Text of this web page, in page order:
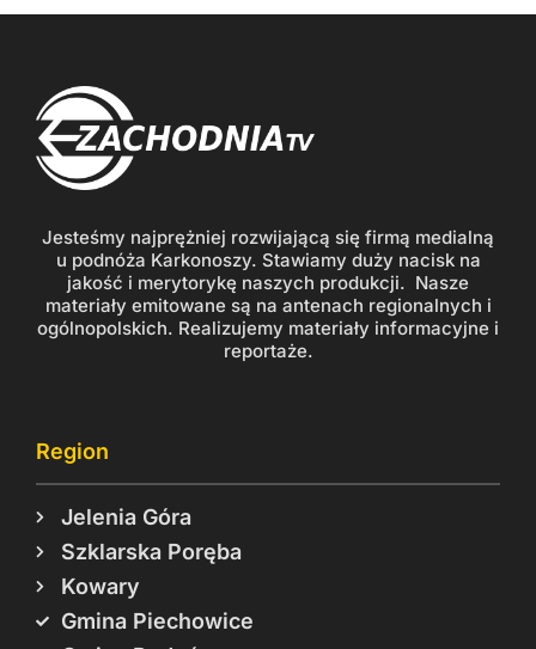
Jesteśmy najprężniej rozwijającą się firmą medialną
u podnóża Karkonoszy. Stawiamy duży nacisk na
jakość i merytorykę naszych produkcji. Nasze
materiały emitowane są na antenach regionalnych i
ogólnopolskich. Realizujemy materiały informacyjne i
reportaże.
Region
Jelenia Góra
Szklarska Poręba
Kowary
Gmina Piechowice